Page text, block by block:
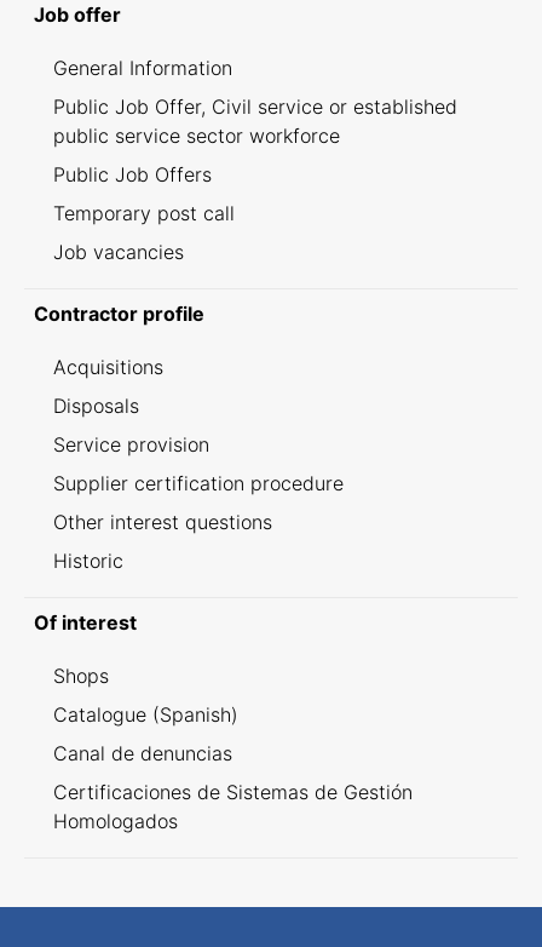
Job offer
General Information
Public Job Offer, Civil service or established
public service sector workforce
Public Job Offers
Temporary post call
Job vacancies
Contractor profile
Acquisitions
Disposals
Service provision
Supplier certification procedure
Other interest questions
Historic
Of interest
Shops
Catalogue (Spanish)
Canal de denuncias
Certificaciones de Sistemas de Gestión
Homologados